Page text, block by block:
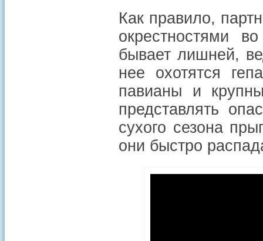
Как правило,
окрестностями
бывает лишней,
нее охотятся
павианы и
представлять
сухого сезона
они быстро